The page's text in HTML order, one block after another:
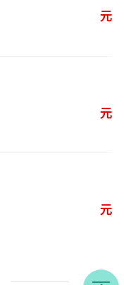
元
元
元